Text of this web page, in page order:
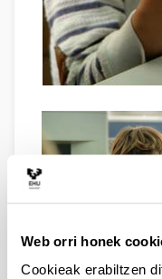
Web orri honek
Cookieak erabiltzen